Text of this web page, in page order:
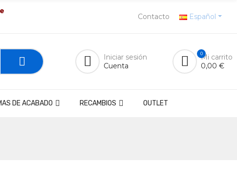
Contacto Español
Iniciar sesión
Cuenta
0Mi carrito
0,00 €
DE ACABADO RECAMBIOS OUTLET